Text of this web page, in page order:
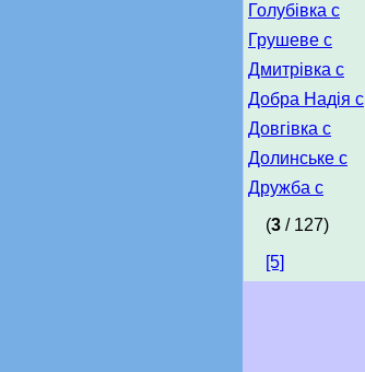
Голубівка с
Грушеве с
Дмитрівка с
Добра Надія с
Довгівка с
Долинське с
Дружба с
(3 / 127)
[5]